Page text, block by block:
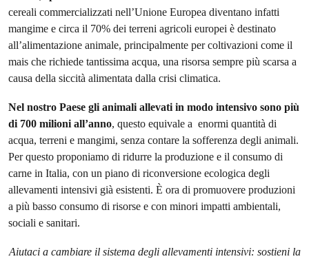
cereali commercializzati nell’Unione Europea diventano infatti
mangime e circa il 70% dei terreni agricoli europei è destinato
all’alimentazione animale, principalmente per coltivazioni come il
mais che richiede tantissima acqua, una risorsa sempre più scarsa a
causa della siccità alimentata dalla crisi climatica.
Nel nostro Paese gli animali allevati in modo intensivo sono più
di 700 milioni all’anno, questo equivale a enormi quantità di
acqua, terreni e mangimi, senza contare la sofferenza degli animali.
Per questo proponiamo di ridurre la produzione e il consumo di
carne in Italia, con un piano di riconversione ecologica degli
allevamenti intensivi già esistenti. È ora di promuovere produzioni
a più basso consumo di risorse e con minori impatti ambientali,
sociali e sanitari.
Aiutaci a cambiare il sistema degli allevamenti intensivi: sostieni la